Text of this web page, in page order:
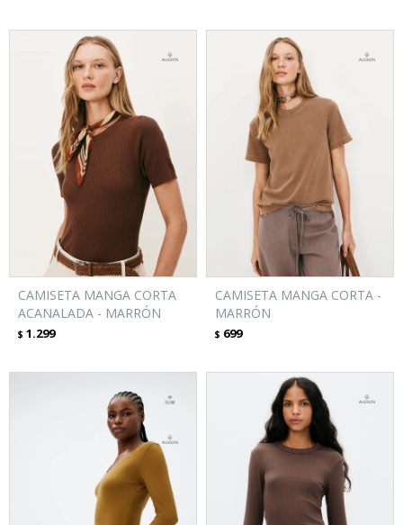
CAMISETA MANGA CORTA
ACANALADA - MARRÓN
$ 1.299
CAMISETA MANGA CORTA -
MARRÓN
$ 699